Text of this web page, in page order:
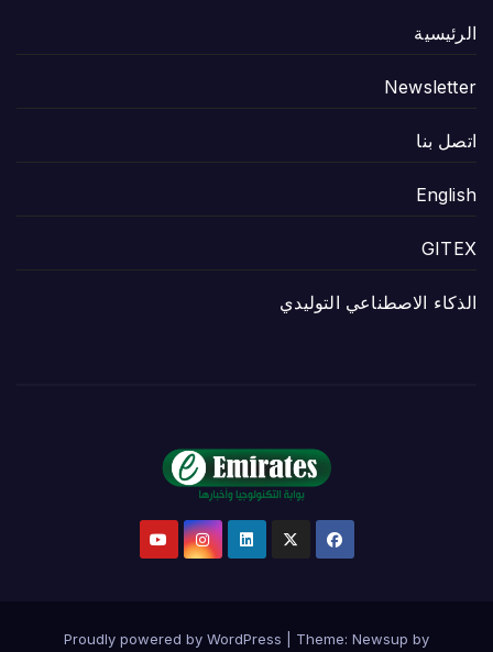
الرئيسية
Newsletter
اتصل بنا
English
GITEX
الذكاء الاصطناعي التوليدي
Proudly powered by WordPress Theme: Newsup by